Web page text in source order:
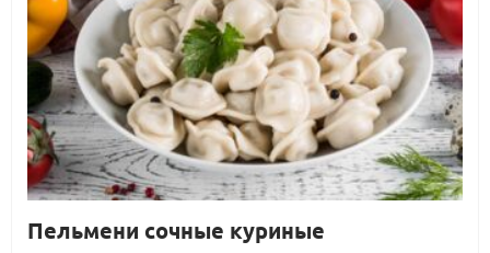
Пельмени сочные куриные